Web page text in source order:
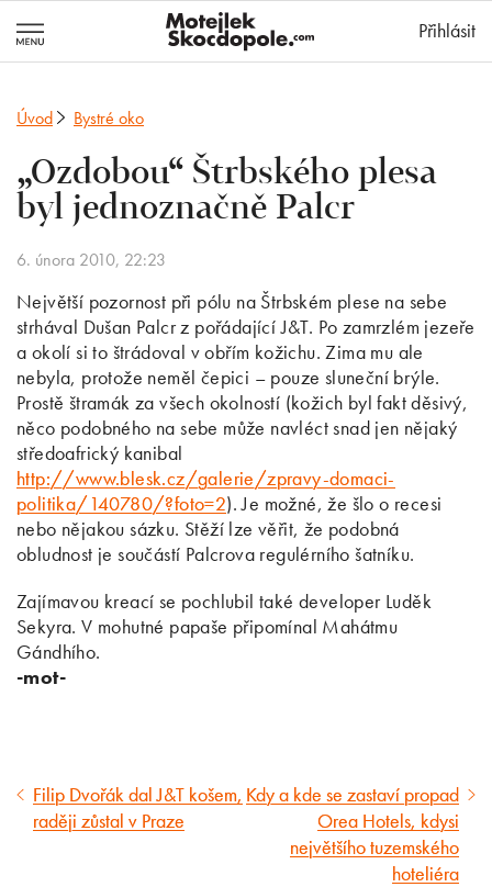
Přihlásit
Úvod Bystré oko
„Ozdobou“ Štrbského plesa
byl jednoznačně Palcr
6. února 2010, 22:23
Největší pozornost při pólu na Štrbském plese na sebe
strhával Dušan Palcr z pořádající J&T. Po zamrzlém jezeře
a okolí si to štrádoval v obřím kožichu. Zima mu ale
nebyla, protože neměl čepici – pouze sluneční brýle.
Prostě štramák za všech okolností (kožich byl fakt děsivý,
něco podobného na sebe může navléct snad jen nějaký
středoafrický kanibal
http://www.blesk.cz/galerie/zpravy-domaci-
politika/140780/?foto=2). Je možné, že šlo o recesi
nebo nějakou sázku. Stěží lze věřit, že podobná
obludnost je součástí Palcrova regulérního šatníku.
Zajímavou kreací se pochlubil také developer Luděk
Sekyra. V mohutné papaše připomínal Mahátmu
Gándhího.
-mot-
Předcházející
článek
Filip Dvořák dal J&T košem,
raději zůstal v Praze
Následující
článek
Kdy a kde se zastaví propad
Orea Hotels, kdysi
největšího tuzemského
hoteliéra